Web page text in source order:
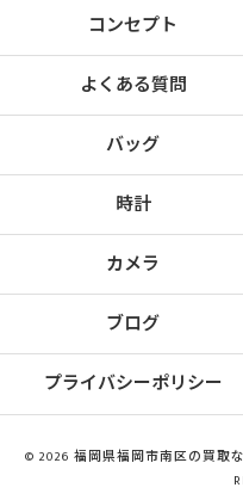
コンセプト
よくある質問
バッグ
時計
カメラ
ブログ
プライバシーポリシー
© 2026 福岡県福岡市南区の買取